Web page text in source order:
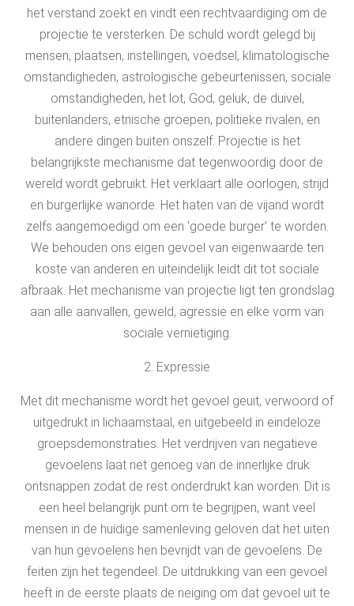
het verstand zoekt en vindt een rechtvaardiging om de
projectie te versterken. De schuld wordt gelegd bij
mensen, plaatsen, instellingen, voedsel, klimatologische
omstandigheden, astrologische gebeurtenissen, sociale
omstandigheden, het lot, God, geluk, de duivel,
buitenlanders, etnische groepen, politieke rivalen, en
andere dingen buiten onszelf. Projectie is het
belangrijkste mechanisme dat tegenwoordig door de
wereld wordt gebruikt. Het verklaart alle oorlogen, strijd
en burgerlijke wanorde. Het haten van de vijand wordt
zelfs aangemoedigd om een 'goede burger' te worden.
We behouden ons eigen gevoel van eigenwaarde ten
koste van anderen en uiteindelijk leidt dit tot sociale
afbraak. Het mechanisme van projectie ligt ten grondslag
aan alle aanvallen, geweld, agressie en elke vorm van
sociale vernietiging.
2. Expressie
Met dit mechanisme wordt het gevoel geuit, verwoord of
uitgedrukt in lichaamstaal, en uitgebeeld in eindeloze
groepsdemonstraties. Het verdrijven van negatieve
gevoelens laat net genoeg van de innerlijke druk
ontsnappen zodat de rest onderdrukt kan worden. Dit is
een heel belangrijk punt om te begrijpen, want veel
mensen in de huidige samenleving geloven dat het uiten
van hun gevoelens hen bevrijdt van de gevoelens. De
feiten zijn het tegendeel. De uitdrukking van een gevoel
heeft in de eerste plaats de neiging om dat gevoel uit te